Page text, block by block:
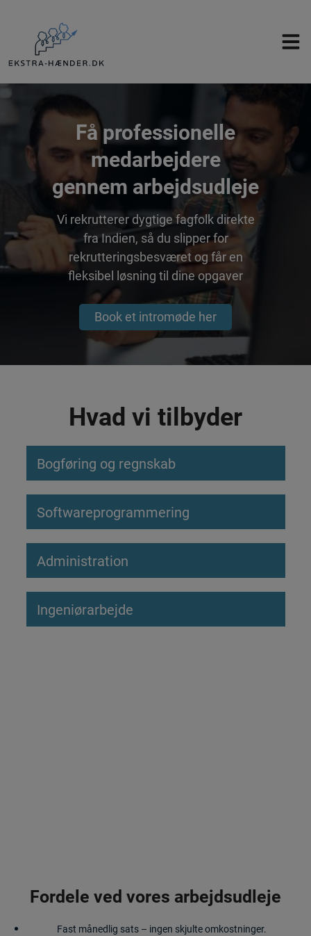
indholdet
Få professionelle
medarbejdere
gennem arbejdsudleje
Vi rekrutterer dygtige fagfolk direkte
fra Indien, så du slipper for
rekrutteringsbesværet og får en
fleksibel løsning til dine opgaver
Book et intromøde her
Hvad vi tilbyder
Bogføring og regnskab
Softwareprogrammering
Administration
Ingeniørarbejde
Fordele ved vores arbejdsudleje
Fast månedlig sats – ingen skjulte omkostninger.